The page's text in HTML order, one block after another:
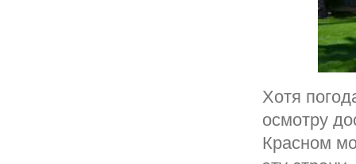
Хотя
осмотру
Красном